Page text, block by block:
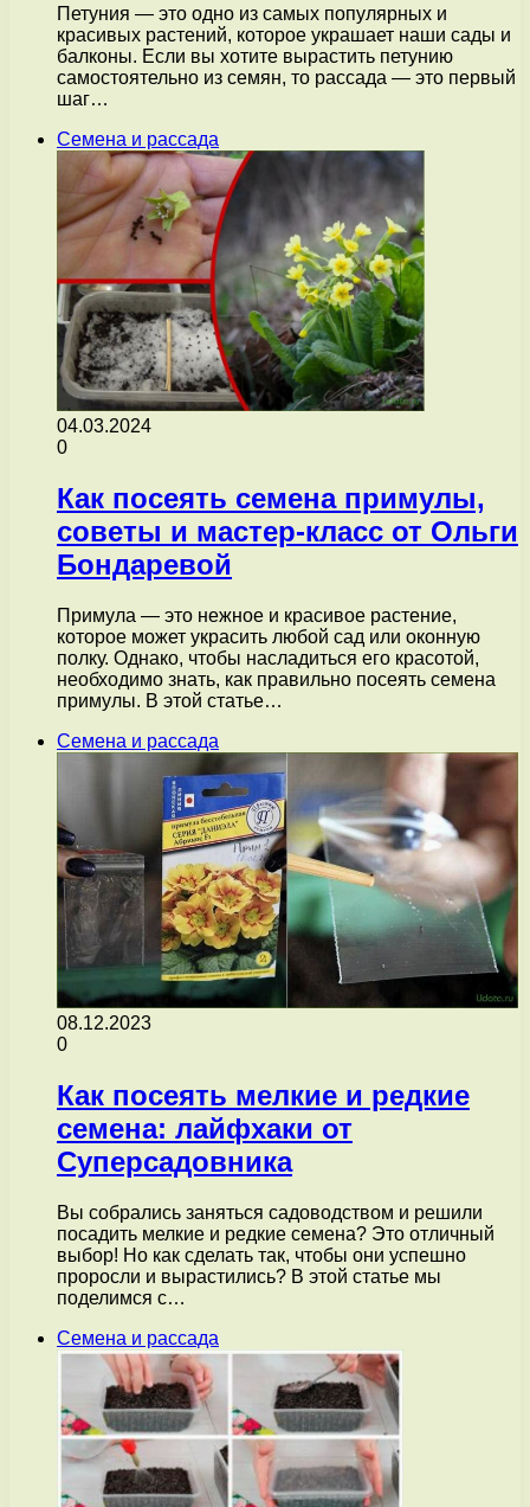
Петуния — это одно из самых популярных и
красивых растений, которое украшает наши сады и
балконы. Если вы хотите вырастить петунию
самостоятельно из семян, то рассада — это первый
шаг…
Семена и рассада
04.03.2024
0
Как посеять семена примулы,
советы и мастер-класс от Ольги
Бондаревой
Примула — это нежное и красивое растение,
которое может украсить любой сад или оконную
полку. Однако, чтобы насладиться его красотой,
необходимо знать, как правильно посеять семена
примулы. В этой статье…
Семена и рассада
08.12.2023
0
Как посеять мелкие и редкие
семена: лайфхаки от
Суперсадовника
Вы собрались заняться садоводством и решили
посадить мелкие и редкие семена? Это отличный
выбор! Но как сделать так, чтобы они успешно
проросли и вырастились? В этой статье мы
поделимся с…
Семена и рассада